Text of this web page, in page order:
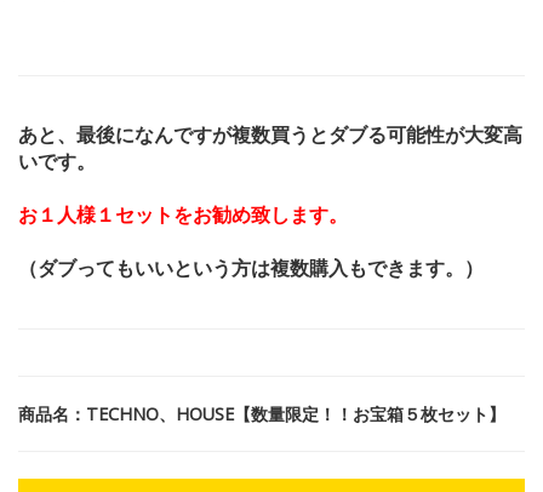
あと、最後になんですが複数買うとダブる可能性が大変高
いです。
お１人様１セットをお勧め致します。
（ダブってもいいという方は複数購入もできます。）
商品名：TECHNO、HOUSE【数量限定！！お宝箱５枚セット】